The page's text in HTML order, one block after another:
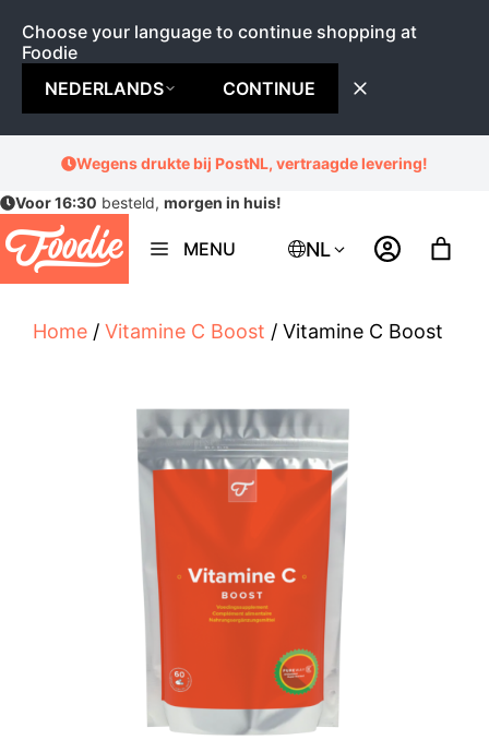
Choose your language to continue shopping at
Foodie
NEDERLANDS
CONTINUE
de
inhoud
Wegens drukte bij PostNL, vertraagde levering!
Voor 16:30 besteld, morgen in huis!
MENU NL
Home / Vitamine C Boost / Vitamine C Boost